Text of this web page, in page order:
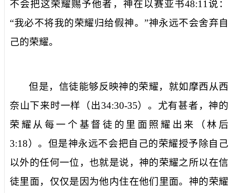
不会把这荣耀赐予他者，神在以赛亚书48:11 说：
“我必不将我的荣耀归给假神。”神永远不会舍弃自
己的荣耀。
但是，信徒能够反映神的荣耀，就如摩西从西
奈山下来时一样（出34:30-35）。尤有甚者，神的
荣耀从每一个基督徒的里面照耀出来（林后
3:18）。但是神永远不会把自己的荣耀授予除自己
以外的任何一位，也就是说，神的荣耀之所以在信
徒里面，仅仅是因为他内住在他们里面。神的荣耀